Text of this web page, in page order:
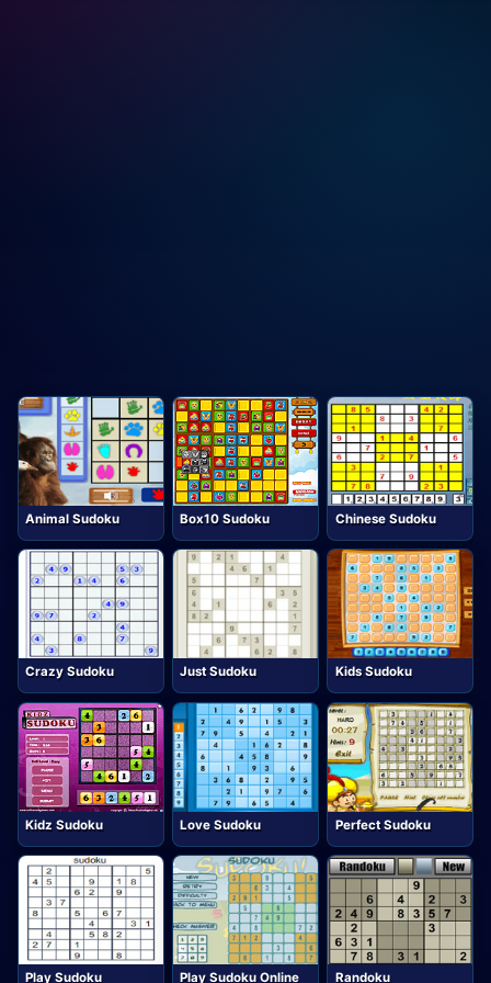
Animal Sudoku Box10 Sudoku Chinese Sudoku
Crazy Sudoku Just Sudoku Kids Sudoku
Kidz Sudoku Love Sudoku Perfect Sudoku
Play Sudoku Play Sudoku Online Randoku